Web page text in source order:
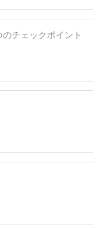
チェックポイント